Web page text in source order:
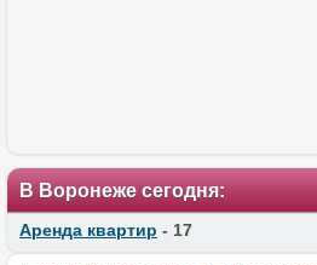
В Воронеже сегодня:
Аренда квартир - 17